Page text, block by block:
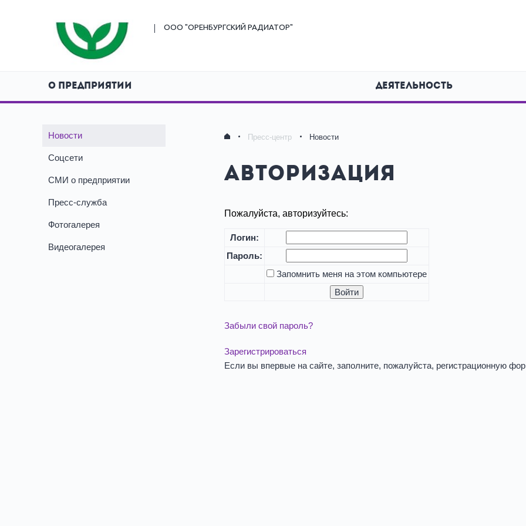
ООО "ОРЕНБУРГСКИЙ РАДИАТОР"
О ПРЕДПРИЯТИИ ДЕЯТЕЛЬНОСТЬ
Новости
Соцсети
СМИ о предприятии
Пресс-служба
Фотогалерея
Видеогалерея
Пресс-центр Новости
Авторизация
Пожалуйста, авторизуйтесь:
Логин:
Пароль:
Запомнить меня на этом компьютере
Забыли свой пароль?
Зарегистрироваться
Если вы впервые на сайте, заполните, пожалуйста, регистрационную